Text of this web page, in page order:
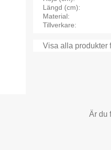
Längd (cm)
Material
Tillverkare
Visa alla produkter
Är du